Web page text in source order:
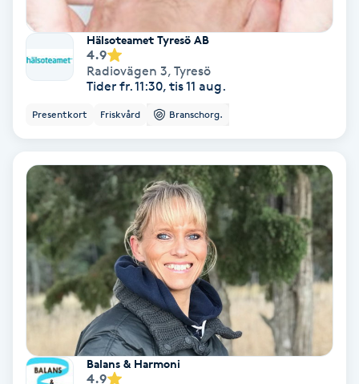
Barnklippning
Blowout
Bottenfärg
Brynformning
Brynfärgning
Brynplockning
Bröllopsuppsättning
Hälsoteamet Tyresö AB
4.9
Radiovägen 3, Tyresö
Tider fr. 11:30, tis 11 aug.
Presentkort Friskvård Branschorg.
Balans & Harmoni
4.9